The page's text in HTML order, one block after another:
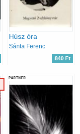
Húsz óra
Sánta Ferenc
840 Ft
PARTNER